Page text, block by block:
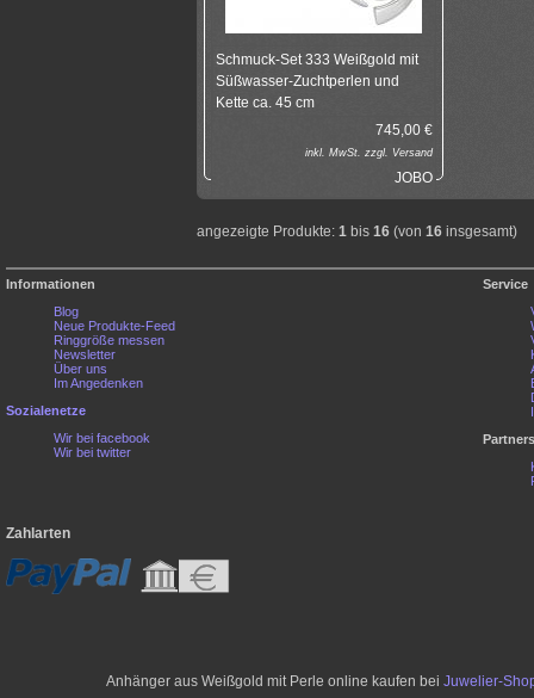
Schmuck-Set 333 Weißgold mit
Süßwasser-Zuchtperlen und
Kette ca. 45 cm
745,00 €
inkl. MwSt. zzgl. Versand
JOBO
angezeigte Produkte: 1 bis 16 (von 16 insgesamt)
Informationen
Blog
Neue Produkte-Feed
Ringgröße messen
Newsletter
Über uns
Im Angedenken
Sozialenetze
Wir bei facebook
Wir bei twitter
Service
Zahlarten
Anhänger aus Weißgold mit Perle online kaufen bei Juwelier-